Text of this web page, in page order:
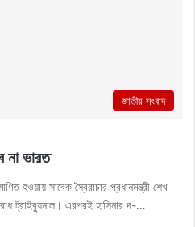
জাতীয় সংবাদ
না ভারত
হওয়ায় সাবেক স্বৈরাচার প্রধানমন্ত্রী শেখ
ট্রাইব্যুনাল। এরপরই হাসিনার দ-…